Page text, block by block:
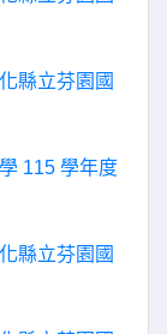
縣立芬園國
115 學年度
縣立芬園國